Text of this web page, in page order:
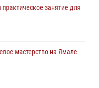
занятие для
мастерство на Ямале